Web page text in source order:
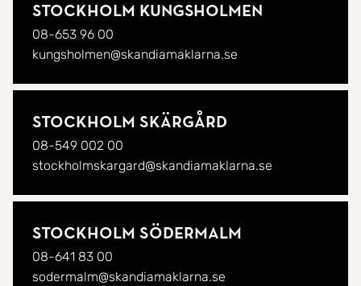
Stockholm Kungsholmen
08-653 96 00
kungsholmen@skandiamaklarna.se
Stockholm Skärgård
08-549 002 00
stockholmskargard@skandiamaklarna.se
Stockholm Södermalm
08-641 83 00
sodermalm@skandiamaklarna.se